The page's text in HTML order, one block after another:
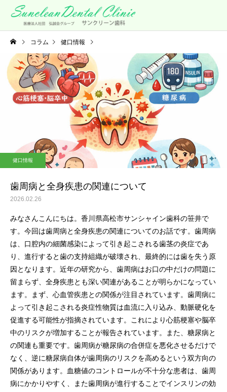
コラム 健口情報
健口情報
歯周病と全身疾患の関連について
2026.02.26
みなさんこんにちは。香川県高松市サンシャイン歯科の笹井で
す。今回は歯周病と全身疾患の関連についてのお話です。歯周病
は、口腔内の細菌感染によって引き起こされる歯茎の炎症であ
り、進行すると歯の支持組織が破壊され、最終的には歯を失う原
因となります。近年の研究から、歯周病はお口の中だけの問題に
留まらず、全身疾患とも深い関連があることが明らかになってい
ます。まず、心血管疾患との関係が注目されています。歯周病に
よって引き起こされる炎症性物質は血流に入り込み、動脈硬化を
促進する可能性が指摘されています。これにより心筋梗塞や脳卒
中のリスクが増加することが報告されています。また、糖尿病と
の関連も重要です。歯周病が糖尿病の合併症を悪化させるだけで
なく、逆に糖尿病自体が歯周病のリスクを高めるという双方向の
関係があります。血糖値のコントロールが不十分な患者は、歯周
病にかかりやすく、また歯周病が進行することでインスリンの効